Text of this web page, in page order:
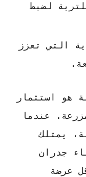
لضبط
التي تعزز
هو استثمار
عندما
يمتلك
جدران
عرضة